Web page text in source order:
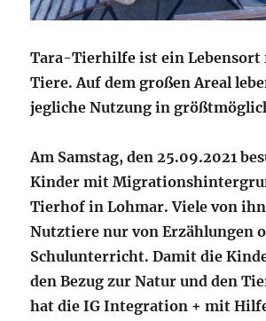
Tara-Tierhilfe ist ein Lebensort
Tiere. Auf dem großen Areal
jegliche Nutzung in
Am Samstag, den 25.09.2021
Kinder mit
Tierhof in Lohmar. Viele von
Nutztiere nur von Erzählungen
Schulunterricht. Damit die
den Bezug zur Natur und den
hat die IG Integration + mit